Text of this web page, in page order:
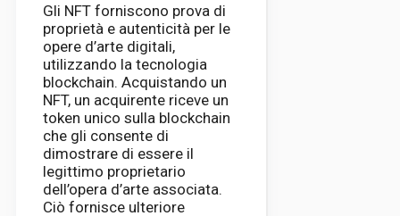
Gli NFT forniscono prova di
proprietà e autenticità per le
opere d’arte digitali,
utilizzando la tecnologia
blockchain. Acquistando un
NFT, un acquirente riceve un
token unico sulla blockchain
che gli consente di
dimostrare di essere il
legittimo proprietario
dell’opera d’arte associata.
Ciò fornisce ulteriore